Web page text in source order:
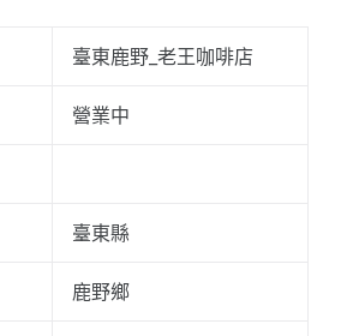
臺東鹿野_老王咖啡店
營業中
臺東縣
鹿野鄉